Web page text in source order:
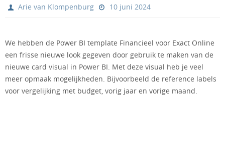
Arie van Klompenburg 10 juni 2024
We hebben de Power BI template Financieel voor Exact Online
een frisse nieuwe look gegeven door gebruik te maken van de
nieuwe card visual in Power BI. Met deze visual heb je veel
meer opmaak mogelijkheden. Bijvoorbeeld de reference labels
voor vergelijking met budget, vorig jaar en vorige maand.